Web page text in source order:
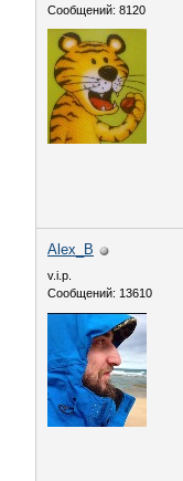
Сообщений: 8120
Alex_B
v.i.p.
Сообщений: 13610